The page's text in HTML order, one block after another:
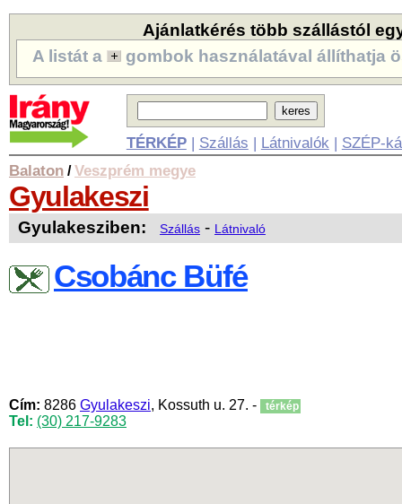
Ajánlatkérés több szállástól
A listát a
gombok használatával állíthatja
TÉRKÉP| Szállás | Látnivalók | SZÉP-
Balaton /Veszprém megye
Gyulakeszi
Gyulakesziben: Szállás - Látnivaló
Csobánc Büfé
Cím: 8286 Gyulakeszi, Kossuth u. 27. - térkép
Tel: (30) 217-9283